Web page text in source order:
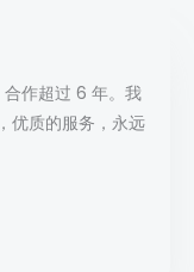
作超过 6 年。我
优质的服务，永远